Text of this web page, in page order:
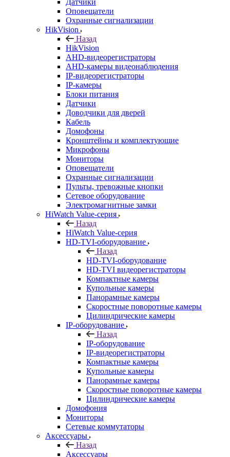
Датчики
Оповещатели
Охранные сигнализации
HikVision
Назад
HikVision
AHD-видеорегистраторы
AHD-камеры видеонаблюдения
IP-видеорегистраторы
IP-камеры
Блоки питания
Датчики
Доводчики для дверей
Кабель
Домофоны
Кронштейны и комплектующие
Микрофоны
Мониторы
Оповещатели
Охранные сигнализации
Пульты, тревожные кнопки
Сетевое оборудование
Электромагнитные замки
HiWatch Value-серия
Назад
HiWatch Value-серия
HD-TVI-оборудование
Назад
HD-TVI-оборудование
HD-TVI видеорегистраторы
Компактные камеры
Купольные камеры
Панорамные камеры
Скоростные поворотные камеры
Цилиндрические камеры
IP-оборудование
Назад
IP-оборудование
IP-видеорегистраторы
Компактные камеры
Купольные камеры
Панорамные камеры
Скоростные поворотные камеры
Цилиндрические камеры
Домофония
Мониторы
Сетевые коммутаторы
Аксессуары
Назад
Аксессуары